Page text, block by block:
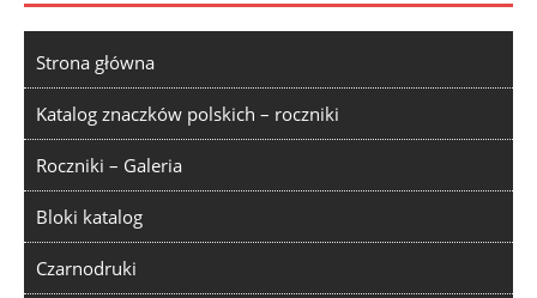
Strona główna
Katalog znaczków polskich – roczniki
Roczniki – Galeria
Bloki katalog
Czarnodruki